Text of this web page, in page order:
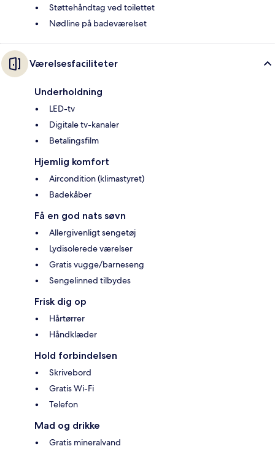
Støttehåndtag ved toilettet
Nødline på badeværelset
Værelsesfaciliteter
Underholdning
LED-tv
Digitale tv-kanaler
Betalingsfilm
Hjemlig komfort
Aircondition (klimastyret)
Badekåber
Få en god nats søvn
Allergivenligt sengetøj
Lydisolerede værelser
Gratis vugge/barneseng
Sengelinned tilbydes
Frisk dig op
Hårtørrer
Håndklæder
Hold forbindelsen
Skrivebord
Gratis Wi-Fi
Telefon
Mad og drikke
Gratis mineralvand